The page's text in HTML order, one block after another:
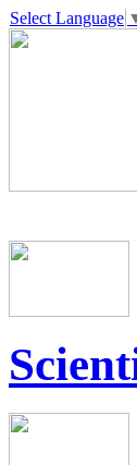
Select Language